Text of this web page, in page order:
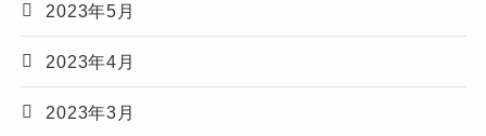
2023年5月
2023年4月
2023年3月